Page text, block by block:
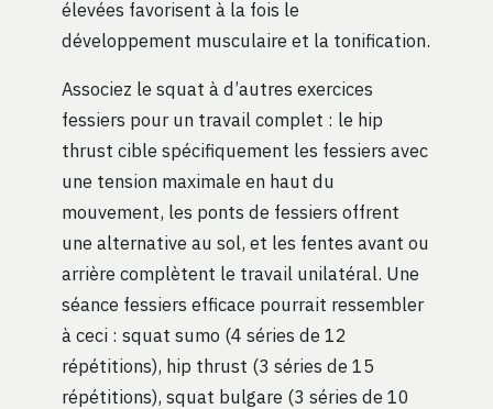
élevées favorisent à la fois le
développement musculaire et la tonification.
Associez le squat à d’autres exercices
fessiers pour un travail complet : le hip
thrust cible spécifiquement les fessiers avec
une tension maximale en haut du
mouvement, les ponts de fessiers offrent
une alternative au sol, et les fentes avant ou
arrière complètent le travail unilatéral. Une
séance fessiers efficace pourrait ressembler
à ceci : squat sumo (4 séries de 12
répétitions), hip thrust (3 séries de 15
répétitions), squat bulgare (3 séries de 10